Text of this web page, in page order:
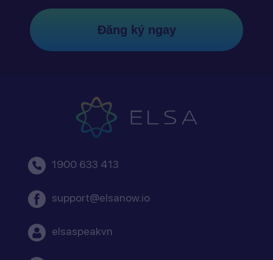
Đăng ký ngay
1900 633 413
support@elsanow.io
elsaspeakvn